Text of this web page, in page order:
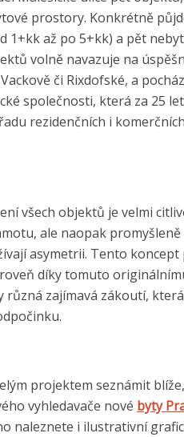
prostory. Konkrétně
1+kk až po 5+kk) a pět
volně navazuje na
či Rixdofské, a
společnosti, která za 25
rezidenčních i
všech objektů je velmi
ale naopak
asymetrii. Tento
díky tomuto
různá zajímavá zákoutí,
projektem seznámit
vyhledavače nové byty
naleznete i ilustrativní